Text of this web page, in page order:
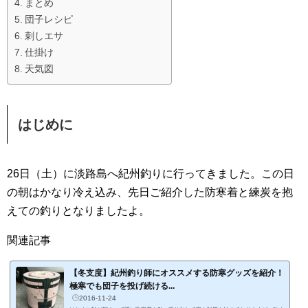
まとめ
団子レシピ
刺しエサ
仕掛け
天気図
はじめに
26日（土）に淡路島へ紀州釣りに行ってきました。この日
の朝はかなり冷え込み、先日ご紹介した防寒着と練炭を抱
えての釣りとなりましたよ。
関連記事
【冬支度】紀州釣り師にオススメする防寒グッズを紹介！
極寒でも団子を投げ続ける...
2016-11-24